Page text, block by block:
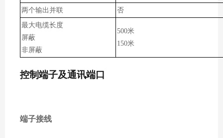
两个输出并联
否
最大电缆长度
屏蔽
非屏蔽
500米
150米
控制端子及通讯端口
端子接线